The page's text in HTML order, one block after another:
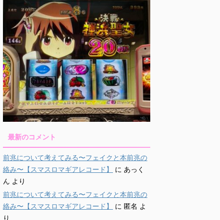
最新のコメント
前兆について考えてみる〜フェイクと本前兆の
絡み〜【スマスロマギアレコード】
に あっく
ん より
前兆について考えてみる〜フェイクと本前兆の
絡み〜【スマスロマギアレコード】
に 匿名 よ
り